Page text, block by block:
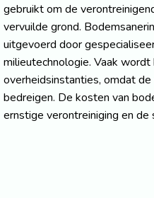
gebruikt om de
vervuilde grond.
uitgevoerd door
milieutechnologie. Vaak
overheidsinstanties, omdat
bedreigen. De kosten van
ernstige verontreiniging en